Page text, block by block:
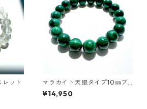
ット
マラカイト天眼タイプ10㎜ブ
レスレット
¥14,950